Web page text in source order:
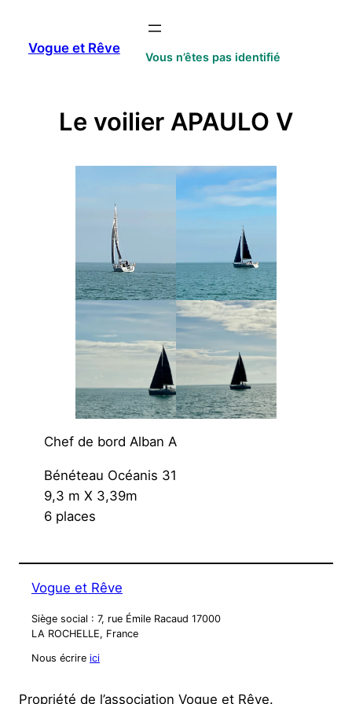
contenu
Vogue et Rêve
Vous n’êtes pas identifié
Le voilier APAULO V
Chef de bord Alban A
Bénéteau Océanis 31
9,3 m X 3,39m
6 places
Vogue et Rêve
Siège social : 7, rue Émile Racaud 17000
LA ROCHELLE, France
Nous écrire ici
Propriété de l’association Vogue et Rêve.